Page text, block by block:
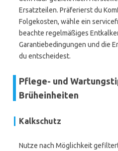
Ersatzteilen. Präferierst du
Folgekosten, wähle ein
beachte regelmäßiges
Garantiebedingungen und die
du entscheidest.
Pflege- und
Brüheinheiten
Kalkschutz
Nutze nach Möglichkeit